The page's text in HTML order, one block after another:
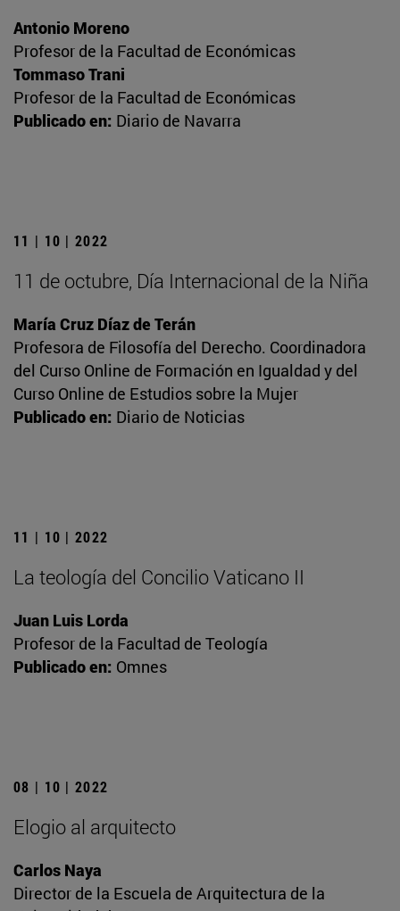
Antonio Moreno
Profesor de la Facultad de Económicas
Tommaso Trani
Profesor de la Facultad de Económicas
Publicado en: Diario de Navarra
11 | 10 | 2022
11 de octubre, Día Internacional de la Niña
María Cruz Díaz de Terán
Profesora de Filosofía del Derecho. Coordinadora
del Curso Online de Formación en Igualdad y del
Curso Online de Estudios sobre la Mujer
Publicado en: Diario de Noticias
11 | 10 | 2022
La teología del Concilio Vaticano II
Juan Luis Lorda
Profesor de la Facultad de Teología
Publicado en: Omnes
08 | 10 | 2022
Elogio al arquitecto
Carlos Naya
Director de la Escuela de Arquitectura de la